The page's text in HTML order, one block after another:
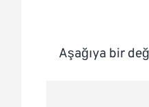
Aşağıya bir